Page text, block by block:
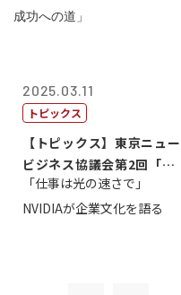
2025.03.11
トピックス
【トピックス】東京ニュー
ビジネス協議会第2回「起
業から成功へ...
「仕事は光の速さで」
NVIDIAが企業文化を語る